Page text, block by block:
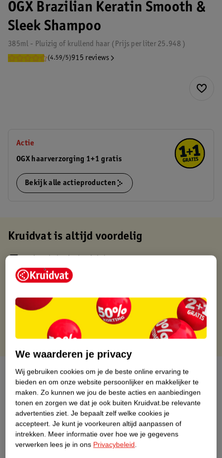
OGX Brazilian Keratin Smooth &
Sleek Shampoo
385ml - Pluizig of krullend haar 25.948
Prijs per liter
(4.59/5)915 reviews
Actie
OGX haarverzorging 1+1 gratis
Bekijk alle actieproducten
Kruidvat is altijd voordelig
Op werkdagen voor 22:00 uur besteld, volgende dag in huis
Gratis thuisbezorgd vanaf 50.00
Gratis punten met je Kruidvat kaart
Over dit product
Productinformatie
Etiketinformatie
We waarderen je privacy
Wij gebruiken cookies om je de beste online ervaring te
bieden en om onze website persoonlijker en makkelijker te
maken. Zo kunnen we jou de beste acties en aanbiedingen
tonen en zorgen we dat je ook buiten Kruidvat.be relevante
advertenties ziet. Je bepaalt zelf welke cookies je
accepteert. Je kunt je voorkeuren altijd aanpassen of
intrekken. Meer informatie over hoe we je gegevens
verwerken lees je in ons Privacybeleid.